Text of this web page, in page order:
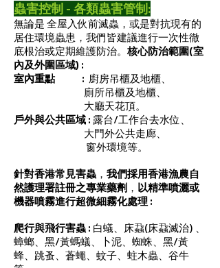
蟲害控制 - 各類蟲害管制:
無論是 全屋入伙前滅蟲 ， 或是對抗現有的
居住環境蟲患 ，我們皆建議進行一次性徹
底根治或定期維護防治。 核心防治範圍(室
內及外圍區域) :
室內重點 : 廚房吊櫃及地櫃、
廁所吊櫃及地櫃、
大廳天花頂。
戶外與公共區域 : 露台/工作台去水位、
大門外公共走廊、
窗外環境等。
針對香港常見害蟲 ， 我們採用香港漁農自
然護理署註冊之專業藥劑 ， 以精準噴灑或
機器噴霧進行超微細霧化處理 :
爬行與飛行害蟲 : 白蟻、床蝨(床蝨滅治) 、
蟑螂、黑/黃螞蟻、卜泥、蜘蛛、黑/黃
蜂、跳蚤、蒼蠅、蚊子、蛀木蟲、谷牛